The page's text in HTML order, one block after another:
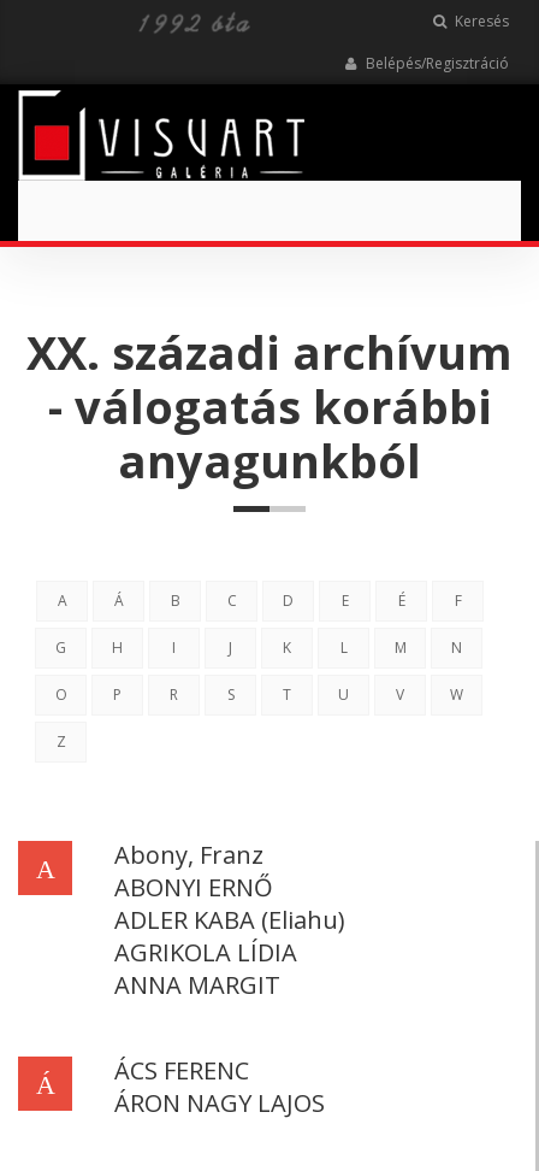
Keresés
Belépés/Regisztráció
XX. századi archívum
- válogatás korábbi
anyagunkból
A Á B C D E É F
G H I J K L M N
O P R S T U V W
Z
A
Abony, Franz
ABONYI ERNŐ
ADLER KABA (Eliahu)
AGRIKOLA LÍDIA
ANNA MARGIT
Á
ÁCS FERENC
ÁRON NAGY LAJOS